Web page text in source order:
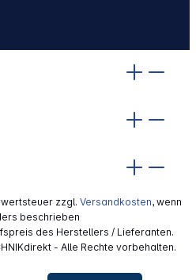
zzgl. Versandkosten, wenn
beschrieben
des Herstellers / Lieferanten.
- Alle Rechte vorbehalten.